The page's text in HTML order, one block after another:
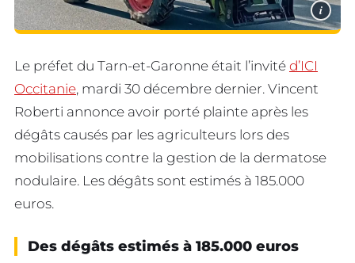
i
Le préfet du Tarn-et-Garonne était l’invité d’ICI
Occitanie, mardi 30 décembre dernier. Vincent
Roberti annonce avoir porté plainte après les
dégâts causés par les agriculteurs lors des
mobilisations contre la gestion de la dermatose
nodulaire. Les dégâts sont estimés à 185.000
euros.
Des dégâts estimés à 185.000 euros